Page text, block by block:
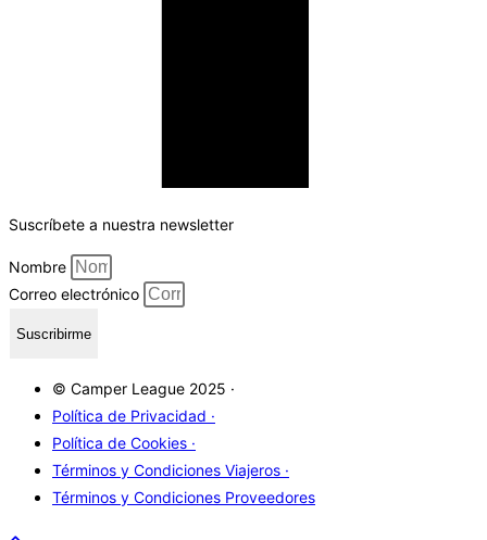
Suscríbete a nuestra newsletter
Nombre
Correo electrónico
Suscribirme
© Camper League 2025 ·
Política de Privacidad ·
Política de Cookies ·
Términos y Condiciones Viajeros ·
Términos y Condiciones Proveedores